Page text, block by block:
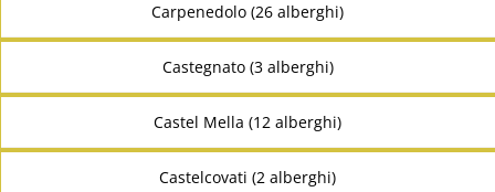
Carpenedolo (26 alberghi)
Castegnato (3 alberghi)
Castel Mella (12 alberghi)
Castelcovati (2 alberghi)